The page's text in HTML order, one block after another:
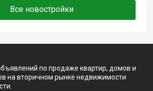
Все новостройки
по продаже квартир, домов и
на вторичном рынке недвижимости